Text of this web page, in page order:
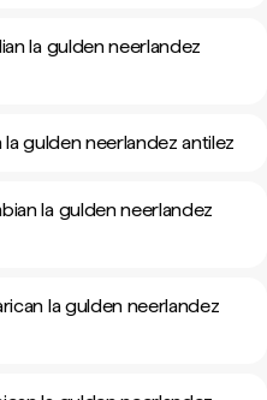
la gulden neerlandez
gulden neerlandez antilez
la gulden neerlandez
la gulden neerlandez